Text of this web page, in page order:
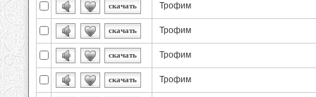
скачать Трофим
скачать Трофим
скачать Трофим
скачать Трофим